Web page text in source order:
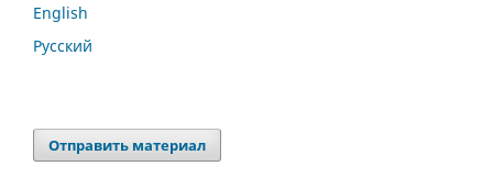
English
Русский
Отправить материал